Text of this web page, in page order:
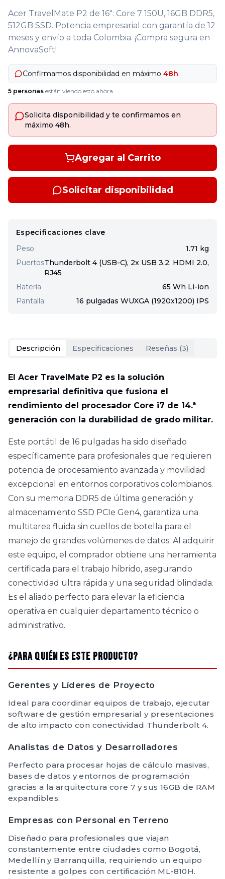
Acer TravelMate P2 de 16": Core 7 150U, 16GB DDR5,
512GB SSD. Potencia empresarial con garantía de 12
meses y envío a toda Colombia. ¡Compra segura en
AnnovaSoft!
Confirmamos disponibilidad en máximo 48h.
5 personas están viendo esto ahora
Solicita disponibilidad y te confirmamos en
máximo 48h.
Agregar al Carrito
Solicitar disponibilidad
Especificaciones clave
Peso
1.71 kg
PuertosThunderbolt 4 (USB-C), 2x USB 3.2, HDMI 2.0,
RJ45
Batería
65 Wh Li-ion
Pantalla
16 pulgadas WUXGA (1920x1200) IPS
Descripción Especificaciones Reseñas (3)
El Acer TravelMate P2 es la solución
empresarial definitiva que fusiona el
rendimiento del procesador Core i7 de 14.ª
generación con la durabilidad de grado militar.
Este portátil de 16 pulgadas ha sido diseñado
específicamente para profesionales que requieren
potencia de procesamiento avanzada y movilidad
excepcional en entornos corporativos colombianos.
Con su memoria DDR5 de última generación y
almacenamiento SSD PCIe Gen4, garantiza una
multitarea fluida sin cuellos de botella para el
manejo de grandes volúmenes de datos. Al adquirir
este equipo, el comprador obtiene una herramienta
certificada para el trabajo híbrido, asegurando
conectividad ultra rápida y una seguridad blindada.
Es el aliado perfecto para elevar la eficiencia
operativa en cualquier departamento técnico o
administrativo.
¿Para quién es este producto?
Gerentes y Líderes de Proyecto
Ideal para coordinar equipos de trabajo, ejecutar
software de gestión empresarial y presentaciones
de alto impacto con conectividad Thunderbolt 4.
Analistas de Datos y Desarrolladores
Perfecto para procesar hojas de cálculo masivas,
bases de datos y entornos de programación
gracias a la arquitectura core 7 y sus 16GB de RAM
expandibles.
Empresas con Personal en Terreno
Diseñado para profesionales que viajan
constantemente entre ciudades como Bogotá,
Medellín y Barranquilla, requiriendo un equipo
resistente a golpes con certificación ML-810H.